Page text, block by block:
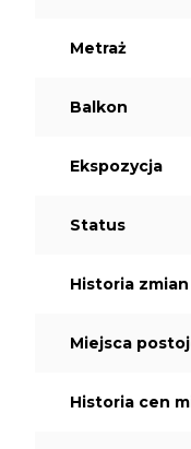
Metraż
Balkon
Ekspozycja
Status
Historia
Miejsca
Historia cen